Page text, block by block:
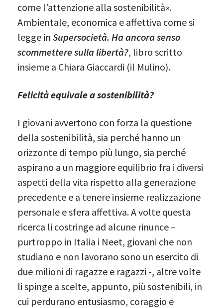
come l’attenzione alla sostenibilità».
Ambientale, economica e affettiva come si
legge in Supersocietà. Ha ancora senso
scommettere sulla libertà?, libro scritto
insieme a Chiara Giaccardi (il Mulino).
Felicità equivale a sostenibilità?
I giovani avvertono con forza la questione
della sostenibilità, sia perché hanno un
orizzonte di tempo più lungo, sia perché
aspirano a un maggiore equilibrio fra i diversi
aspetti della vita rispetto alla generazione
precedente e a tenere insieme realizzazione
personale e sfera affettiva. A volte questa
ricerca li costringe ad alcune rinunce –
purtroppo in Italia i Neet, giovani che non
studiano e non lavorano sono un esercito di
due milioni di ragazze e ragazzi -, altre volte
li spinge a scelte, appunto, più sostenibili, in
cui perdurano entusiasmo, coraggio e